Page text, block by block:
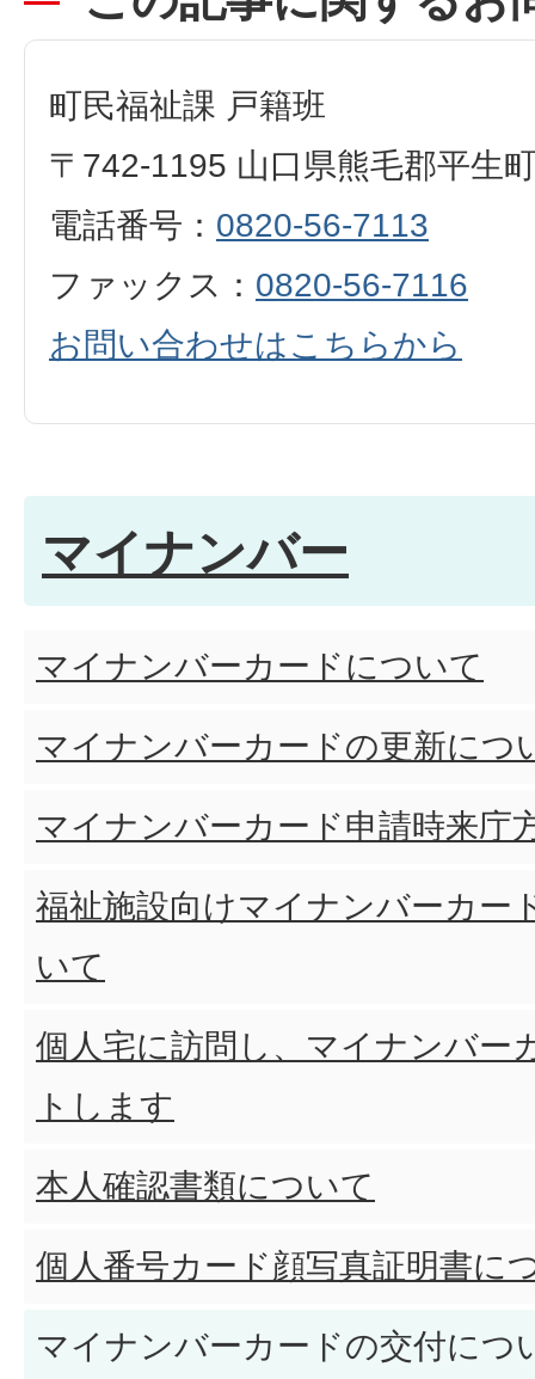
町民福祉課 戸籍班
〒742-1195 山口県熊毛郡平生
電話番号： 0820-56-7113
ファックス： 0820-56-7116
お問い合わせはこちらから
マイナンバー
マイナンバーカードについて
マイナンバーカードの更新につ
マイナンバーカード申請時来庁
福祉施設向けマイナンバーカー
いて
個人宅に訪問し、マイナンバー
トします
本人確認書類について
個人番号カード顔写真証明書に
マイナンバーカードの交付につ